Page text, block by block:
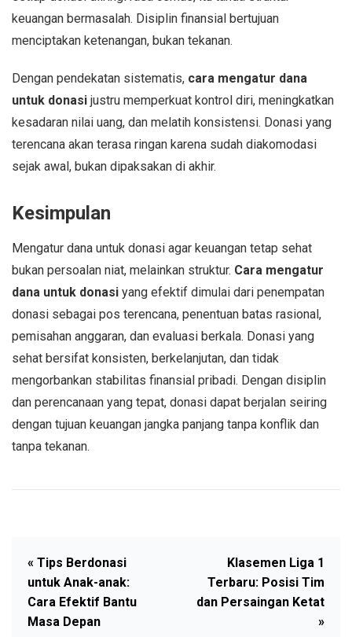
keuangan bermasalah. Disiplin finansial bertujuan
menciptakan ketenangan, bukan tekanan.
Dengan pendekatan sistematis, cara mengatur dana
untuk donasi justru memperkuat kontrol diri, meningkatkan
kesadaran nilai uang, dan melatih konsistensi. Donasi yang
terencana akan terasa ringan karena sudah diakomodasi
sejak awal, bukan dipaksakan di akhir.
Kesimpulan
Mengatur dana untuk donasi agar keuangan tetap sehat
bukan persoalan niat, melainkan struktur. Cara mengatur
dana untuk donasi yang efektif dimulai dari penempatan
donasi sebagai pos terencana, penentuan batas rasional,
pemisahan anggaran, dan evaluasi berkala. Donasi yang
sehat bersifat konsisten, berkelanjutan, dan tidak
mengorbankan stabilitas finansial pribadi. Dengan disiplin
dan perencanaan yang tepat, donasi dapat berjalan seiring
dengan tujuan keuangan jangka panjang tanpa konflik dan
tanpa tekanan.
« Tips Berdonasi
untuk Anak-anak:
Cara Efektif Bantu
Masa Depan
Klasemen Liga 1
Terbaru: Posisi Tim
dan Persaingan Ketat
»